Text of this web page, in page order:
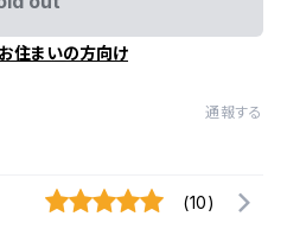
住まいの方向け
通報する
(10)